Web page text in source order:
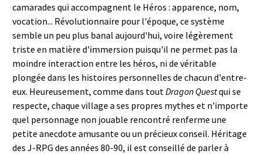
camarades qui accompagnent le Héros : apparence, nom,
vocation... Révolutionnaire pour l'époque, ce système
semble un peu plus banal aujourd'hui, voire légèrement
triste en matière d'immersion puisqu'il ne permet pas la
moindre interaction entre les héros, ni de véritable
plongée dans les histoires personnelles de chacun d'entre-
eux. Heureusement, comme dans tout Dragon Questqui se
respecte, chaque village a ses propres mythes et n'importe
quel personnage non jouable rencontré renferme une
petite anecdote amusante ou un précieux conseil. Héritage
des J-RPG des années 80-90, il est conseillé de parler à